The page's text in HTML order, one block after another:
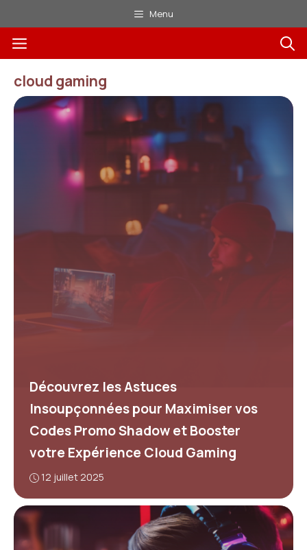
au
contenu
Menu
Menu
cloud gaming
Découvrez les Astuces
Insoupçonnées pour Maximiser vos
Codes Promo Shadow et Booster
votre Expérience Cloud Gaming
12 juillet 2025